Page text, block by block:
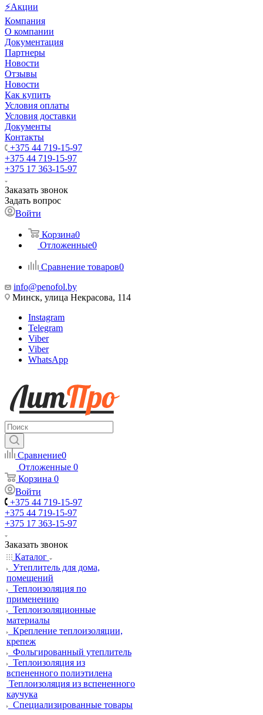
⚡Акции
Компания
О компании
Документация
Партнеры
Новости
Отзывы
Новости
Как купить
Условия оплаты
Условия доставки
Документы
Контакты
+375 44 719-15-97
+375 44 719-15-97
+375 17 363-15-97
Заказать звонок
Задать вопрос
Войти
Корзина0
Отложенные0
Сравнение товаров0
info@penofol.by
Минск, улица Некрасова, 114
Instagram
Telegram
Viber
Viber
WhatsApp
Сравнение0
Отложенные 0
Корзина 0
Войти
+375 44 719-15-97
+375 44 719-15-97
+375 17 363-15-97
Заказать звонок
Каталог
Утеплитель для дома,
помещений
Теплоизоляция по
применению
Теплоизоляционные
материалы
Крепление теплоизоляции,
крепеж
Фольгированный утеплитель
Теплоизоляция из
вспененного полиэтилена
Теплоизоляция из вспененного
каучука
Специализированные товары